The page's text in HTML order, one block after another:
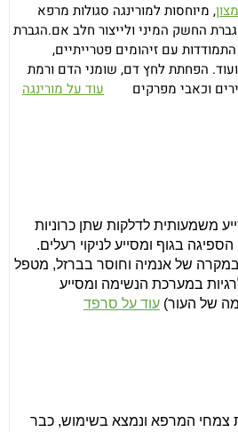
, מיוחסות למורינגה סגולות מרפא
החשק המיני ולייצור חלב אם.הגברת
עם זיהומים פטרייתיים,
. הפחתת לחץ דם, שומני הדם ורמת
וכאבי מפרקים עוד על מורינגה
משמעותית לדלקות שתן כרוניות
בגוף ומסייע לניקוי רעלים.
של אנמיה וחוסר בברזל, מטפל
במערכת הנשימה ומסייע
של העור) עוד על סרפד
צמחי המרפא ונמצא בשימוש, כבר